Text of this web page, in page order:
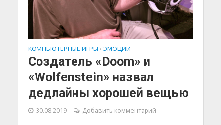
КОМПЬЮТЕРНЫЕ ИГРЫ • ЭМОЦИИ
Создатель «Doom» и
«Wolfenstein» назвал
дедлайны хорошей вещью
30.08.2019 Добавить комментарий